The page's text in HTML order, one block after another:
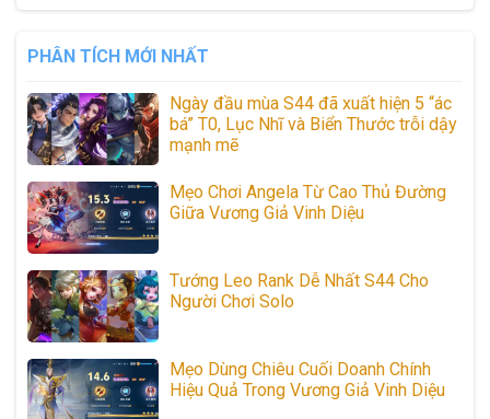
PHÂN TÍCH MỚI NHẤT
Ngày đầu mùa S44 đã xuất hiện 5 “ác
bá” T0, Lục Nhĩ và Biển Thước trỗi dậy
mạnh mẽ
Mẹo Chơi Angela Từ Cao Thủ Đường
Giữa Vương Giả Vinh Diệu
Tướng Leo Rank Dễ Nhất S44 Cho
Người Chơi Solo
Mẹo Dùng Chiêu Cuối Doanh Chính
Hiệu Quả Trong Vương Giả Vinh Diệu